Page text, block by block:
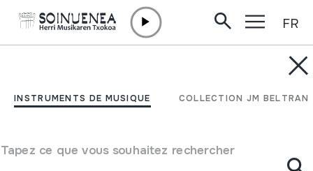
INSTRUMENTS DE MUSIQUE COLLECTION JM BELTRAN
Tapez ce que vous souhaitez rechercher
FR
ARANTZAZU BERTSO
Auteur Paulo Agirrebaltzategi